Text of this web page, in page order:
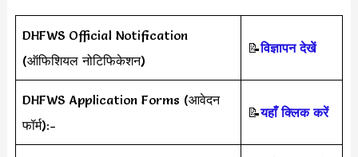
DHFWS Official Notification
(ऑफिशियल नोटिफिकेशन)
📝विज्ञापन देखें
DHFWS Application Forms (आवेदन
फॉर्म):-
📝यहाँ क्लिक करें